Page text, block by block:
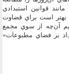
قوانين استبدادي
بهتر است براي قضاوت
آن‌چه از سوي مجمع
بر فضاي مطبوعات»